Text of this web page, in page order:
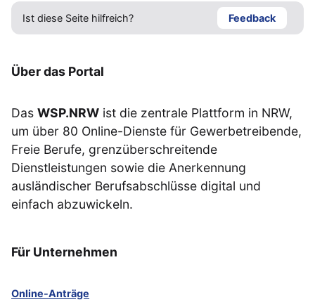
Ist diese Seite hilfreich? Feedback
Über das Portal
Das WSP.NRW ist die zentrale Plattform in NRW,
um über 80 Online-Dienste für Gewerbetreibende,
Freie Berufe, grenzüberschreitende
Dienstleistungen sowie die Anerkennung
ausländischer Berufsabschlüsse digital und
einfach abzuwickeln.
Für Unternehmen
Online-Anträge